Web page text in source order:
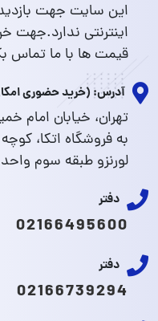
این سایت جهت
اینترنتی ندارد.جهت
قیمت ها با ما تماس
آدرس: (خرید حضوری
تهران، خیابان امام
به فروشگاه اتکا،
لورنزو طبقه سوم واحد 36
دفتر
02166495600
دفتر
02166739294